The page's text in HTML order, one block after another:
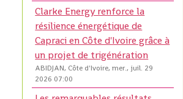
Clarke Energy renforce la
résilience énergétique de
Capraci en Côte d'Ivoire grâce à
un projet de trigénération
ABIDJAN, Côte d'Ivoire, mer., juil. 29
2026 07:00